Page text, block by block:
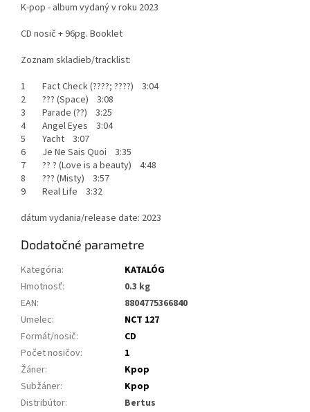
K-pop - album vydaný v roku 2023
CD nosič + 96pg. Booklet
Zoznam skladieb/tracklist:
1 Fact Check (????; ????) 3:04
2 ??? (Space) 3:08
3 Parade (??) 3:25
4 Angel Eyes 3:04
5 Yacht 3:07
6 Je Ne Sais Quoi 3:35
7 ?? ? (Love is a beauty) 4:48
8 ??? (Misty) 3:57
9 Real Life 3:32
dátum vydania/release date: 2023
Dodatočné parametre
Kategória:
KATALÓG
Hmotnosť:
0.3 kg
EAN:
8804775366840
Umelec:
NCT 127
Formát/nosič:
CD
Počet nosičov:
1
Žáner:
Kpop
Subžáner:
Kpop
Distribútor:
Bertus